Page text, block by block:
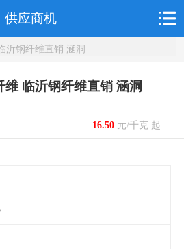
供应商机
沂钢纤维直销 涵洞
维 临沂钢纤维直销 涵洞
16.50元/千克 起